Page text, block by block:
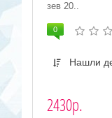
зев 20..
0
Нашли
2430р.